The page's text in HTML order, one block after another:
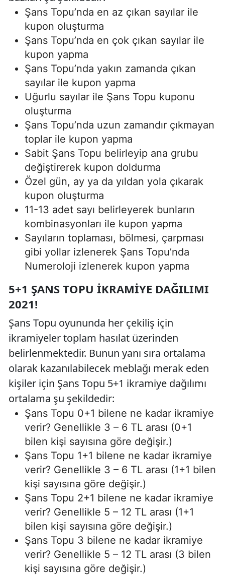
Şans Topu’nda en az çıkan sayılar ile
kupon oluşturma
Şans Topu’nda en çok çıkan sayılar ile
kupon yapma
Şans Topu’nda yakın zamanda çıkan
sayılar ile kupon yapma
Uğurlu sayılar ile Şans Topu kuponu
oluşturma
Şans Topu’nda uzun zamandır çıkmayan
toplar ile kupon yapma
Sabit Şans Topu belirleyip ana grubu
değiştirerek kupon doldurma
Özel gün, ay ya da yıldan yola çıkarak
kupon oluşturma
11-13 adet sayı belirleyerek bunların
kombinasyonları ile kupon yapma
Sayıların toplaması, bölmesi, çarpması
gibi yollar izlenerek Şans Topu’nda
Numeroloji izlenerek kupon yapma
5+1 ŞANS TOPU İKRAMIYE DAĞILIMI
2021!
Şans Topu oyununda her çekiliş için
ikramiyeler toplam hasılat üzerinden
belirlenmektedir. Bunun yanı sıra ortalama
olarak kazanılabilecek meblağı merak eden
kişiler için Şans Topu 5+1 ikramiye dağılımı
ortalama şu şekildedir:
Şans Topu 0+1 bilene ne kadar ikramiye
verir? Genellikle 3 – 6 TL arası (0+1
bilen kişi sayısına göre değişir.)
Şans Topu 1+1 bilene ne kadar ikramiye
verir? Genellikle 3 – 6 TL arası (1+1 bilen
kişi sayısına göre değişir.)
Şans Topu 2+1 bilene ne kadar ikramiye
verir? Genellikle 5 – 12 TL arası (1+1
bilen kişi sayısına göre değişir.)
Şans Topu 3 bilene ne kadar ikramiye
verir? Genellikle 5 – 12 TL arası (3 bilen
kişi sayısına göre değişir.)